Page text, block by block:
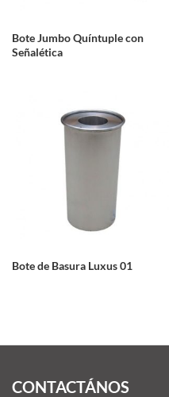
Bote Jumbo Quíntuple con
Señalética
Bote de Basura Luxus 01
CONTACTÁNOS